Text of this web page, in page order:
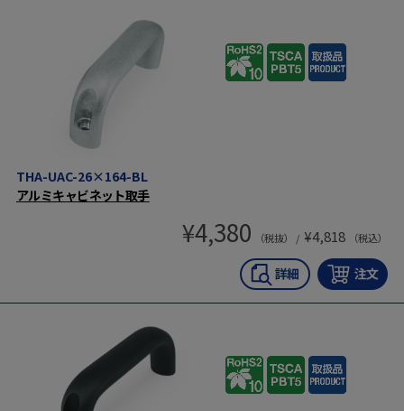
THA-UAC-26×164-BL
アルミキャビネット取手
¥4,380 （税抜） / ¥4,818 （税込）